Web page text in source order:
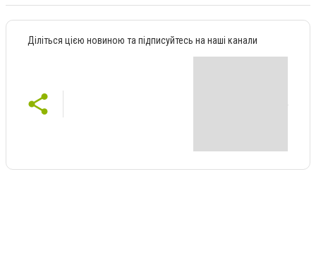
Діліться цією новиною та підписуйтесь на наші канали